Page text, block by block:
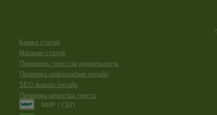
Биржа статей
Магазин статей
Проверить текст на уникальность
Проверка орфографии онлайн
SEO анализ онлайн
Проверка качества текста
МИР / СБП